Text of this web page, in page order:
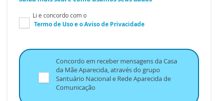
Li e concordo com o
Termo de Usoe oAviso de Privacidade
Concordo em receber mensagens da Casa
da Mãe Aparecida, através do grupo
Santuário Nacional e Rede Aparecida de
Comunicação